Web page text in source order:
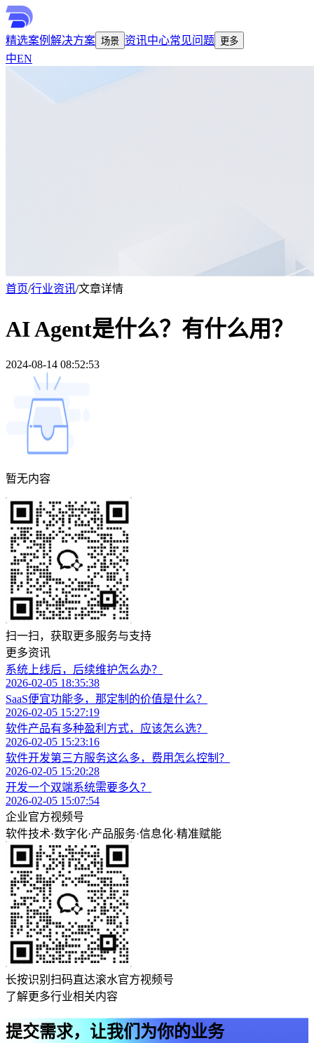
精选案例 解决方案 场景 资讯中心常见问题 更多
中EN
首页/行业资讯/文章详情
AI Agent是什么？有什么用？
2024-08-14 08:52:53
暂无内容
扫一扫，获取更多服务与支持
更多资讯
系统上线后，后续维护怎么办？
2026-02-05 18:35:38
SaaS便宜功能多，那定制的价值是什么？
2026-02-05 15:27:19
软件产品有多种盈利方式，应该怎么选？
2026-02-05 15:23:16
软件开发第三方服务这么多，费用怎么控制？
2026-02-05 15:20:28
开发一个双端系统需要多久？
2026-02-05 15:07:54
企业官方视频号
软件技术·数字化·产品服务·信息化·精准赋能
长按识别扫码直达滚水官方视频号
了解更多行业相关内容
提交需求，让我们为你的业务